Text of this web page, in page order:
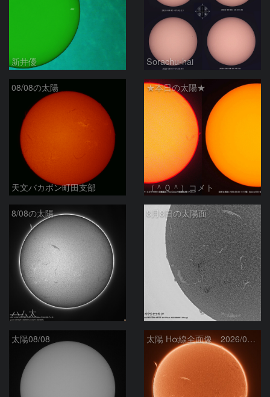
新井優 Sorachu-hai
08/08の太陽
天文バカボン町田支部
★本日の太陽★
（＾０＾）コメト
8/08の太陽
ハム太
8月8日の太陽面
ta-o
太陽08/08 太陽 Hα線全面像 2026/08/08